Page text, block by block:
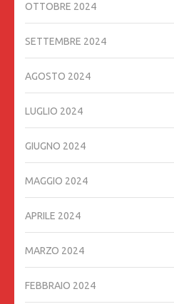
OTTOBRE 2024
SETTEMBRE 2024
AGOSTO 2024
LUGLIO 2024
GIUGNO 2024
MAGGIO 2024
APRILE 2024
MARZO 2024
FEBBRAIO 2024